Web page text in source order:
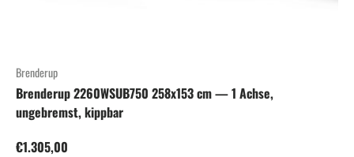
Brenderup
Brenderup 2260WSUB750 258x153 cm — 1 Achse,
ungebremst, kippbar
Normaler Preis
€1.305,00